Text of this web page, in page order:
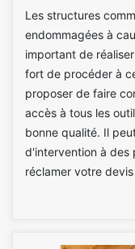
Les structures
endommagées à
important de
fort de procéder à
proposer de faire
accès à tous les
bonne qualité. Il
d'intervention à des
réclamer votre